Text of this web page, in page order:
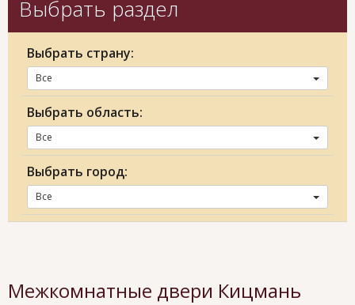
Выбрать раздел
Выбрать страну:
Все
Выбрать область:
Все
Выбрать город:
Все
Межкомнатные двери Кицмань